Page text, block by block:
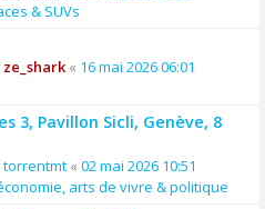
& SUVs
ze_shark« 16 mai 2026 06:01
3, Pavillon Sicli, Genève, 8
torrentmt « 02 mai 2026 10:51
arts de vivre & politique